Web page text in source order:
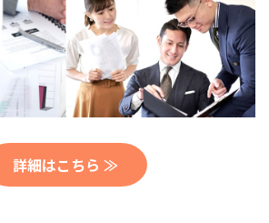
詳細はこちら ≫